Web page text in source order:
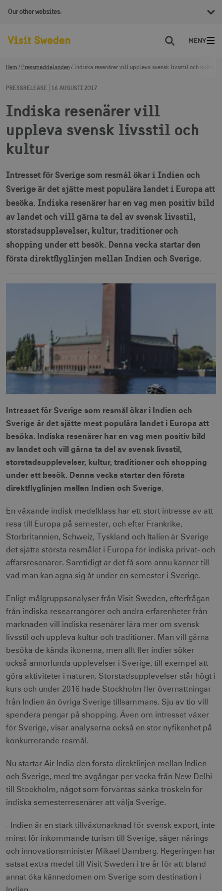
Our other websites:
Sök
Hem Pressmeddelanden Indiska resenärer vill uppleva svensk livsstil och kultur
PRESSRELEASE 16 AUGUSTI 2017
Indiska resenärer vill
uppleva svensk livsstil och
kultur
Intresset för Sverige som resmål ökar i Indien och
Sverige är det sjätte mest populära landet i Europa att
besöka. Indiska resenärer har en vag men positiv bild
av landet och vill gärna ta del av svensk livsstil,
storstadsupplevelser, kultur, traditioner och
shopping under ett besök. Denna vecka startar den
första direktflyglinjen mellan Indien och Sverige.
Intresset för Sverige som resmål ökar i Indien och
Sverige är det sjätte mest populära landet i Europa att
besöka. Indiska resenärer har en vag men positiv bild
av landet och vill gärna ta del av svensk livsstil,
storstadsupplevelser, kultur, traditioner och shopping
under ett besök. Denna vecka startar den första
direktflyglinjen mellan Indien och Sverige.
En växande indisk medelklass har ett stort intresse av att
resa till Europa på semester, och efter Frankrike,
Storbritannien, Schweiz, Tyskland och Italien är Sverige
det sjätte största resmålet i Europa för indiska privat- och
affärsresenärer. Samtidigt är det få som ännu känner till
vad man kan ägna sig åt under en semester i Sverige.
Enligt målgruppsanalyser från Visit Sweden, efterfrågan
från indiska researrangörer och andra erfarenheter från
marknaden vill indiska resenärer lära mer om svensk
livsstil och uppleva kultur och traditioner. Man vill gärna
besöka de kända ikonerna, men allt fler indier söker
också annorlunda upplevelser i Sverige, till exempel att
göra aktiviteter i naturen. Storstadsupplevelser står högt i
kurs och under 2016 hade Stockholm fler övernattningar
från Indien än övriga Sverige tillsammans. Sju av tio vill
spendera pengar på shopping. Även om intresset växer
för Sverige, visar analyserna också en stor nyfikenhet på
konkurrerande resmål.
Nu startar Air India den första direktlinjen mellan Indien
och Sverige, med tre avgångar per vecka från New Delhi
till Stockholm, något som förväntas sänka tröskeln för
indiska semesterresenärer att välja Sverige.
- Indien är en stark tillväxtmarknad för svensk export, inte
minst för inkommande turism till Sverige, säger närings-
och innovationsminister Mikael Damberg. Regeringen har
satsat extra medel till Visit Sweden i tre år för att bland
annat öka kännedomen om Sverige som destination i